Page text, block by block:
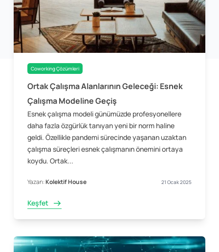
Coworking Çözümleri
Ortak Çalışma Alanlarının Geleceği: Esnek
Çalışma Modeline Geçiş
Esnek çalışma modeli günümüzde profesyonellere
daha fazla özgürlük tanıyan yeni bir norm haline
geldi. Özellikle pandemi sürecinde yaşanan uzaktan
çalışma süreçleri esnek çalışmanın önemini ortaya
koydu. Ortak...
Yazan:Kolektif House 21 Ocak 2025
Keşfet